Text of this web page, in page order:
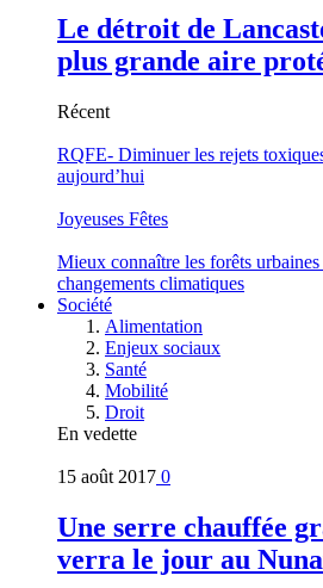
Le détroit de
plus grande aire
Récent
RQFE- Diminuer les rejets
aujourd’hui
Joyeuses Fêtes
Mieux connaître les forêts
changements climatiques
Société
Alimentation
Enjeux sociaux
Santé
Mobilité
Droit
En vedette
15 août 2017 0
Une serre chauffée
verra le jour au